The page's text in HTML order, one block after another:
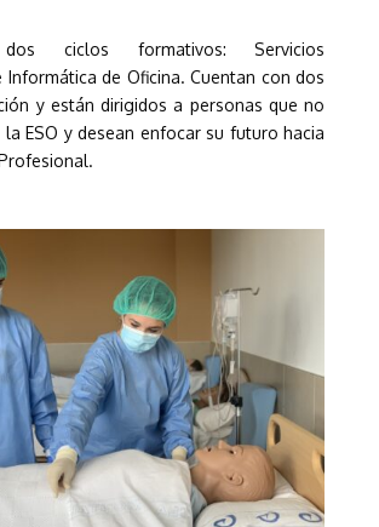
dos ciclos formativos: Servicios
Informática de Oficina. Cuentan con dos
y están dirigidos a personas que no
ESO y desean enfocar su futuro hacia